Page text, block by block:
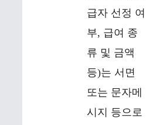
급자 선정 여
부, 급여 종
류 및 금액
등)는 서면
또는 문자메
시지 등으로